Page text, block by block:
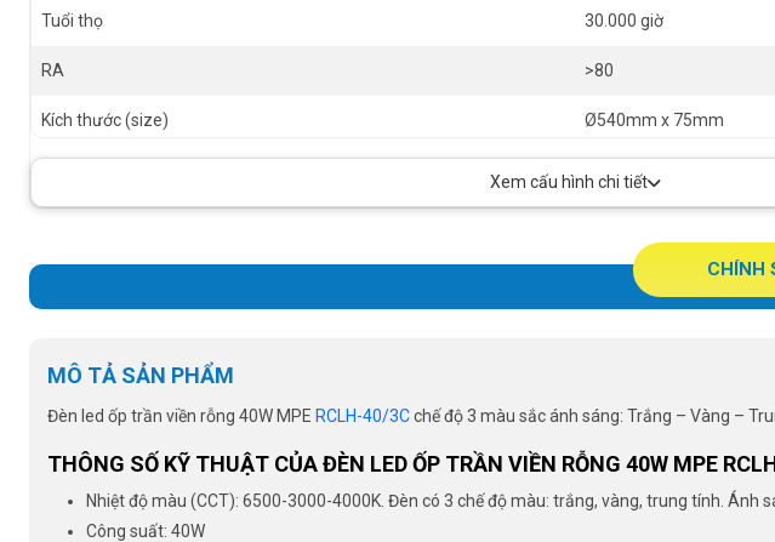
Tuổi thọ 30.000 giờ
RA >80
Kích thước (size) Ø540mm x 75mm
CE ROHS
Xem cấu hình chi tiết
CHÍNH
MÔ TẢ SẢN PHẨM
Đèn led ốp trần viền rỗng 40W MPE RCLH-40/3Cchế độ 3 màu sắc ánh sáng: Trắng – Vàng –
THÔNG SỐ KỸ THUẬT CỦA ĐÈN LED ỐP TRẦN VIỀN RỖNG 40W MPE
Nhiệt độ màu (CCT): 6500-3000-4000K. Đèn có 3 chế độ màu: trắng, vàng, trung tính. Ánh
Công suất: 40W